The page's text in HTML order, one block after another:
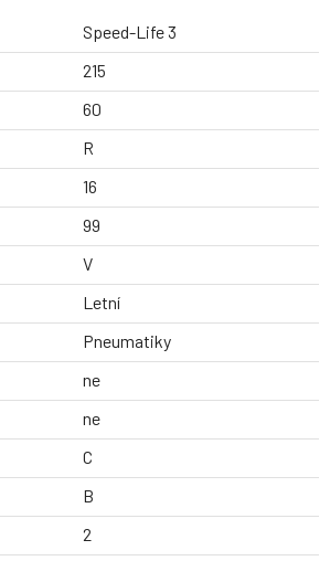
Speed-Life 3
215
60
R
16
99
V
Letní
Pneumatiky
ne
ne
C
B
2